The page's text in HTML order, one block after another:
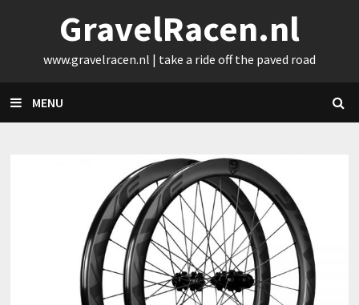
content
GravelRacen.nl
www.gravelracen.nl | take a ride off the paved road
MENU